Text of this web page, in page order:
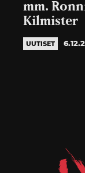
mm.
Kilmister
UUTISET